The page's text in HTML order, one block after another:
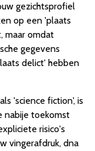
gezichtsprofiel
op een 'plaats
maar omdat
gegevens
delict' hebben
'science fiction', is
nabije toekomst
risico's
vingerafdruk, dna